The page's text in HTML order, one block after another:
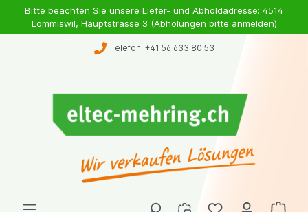
Bitte beachten Sie unsere Liefer- und Abholdadresse: 4514
Lommiswil, Hauptstrasse 3 (Abholungen bitte anmelden)
Telefon: +41 56 633 80 53